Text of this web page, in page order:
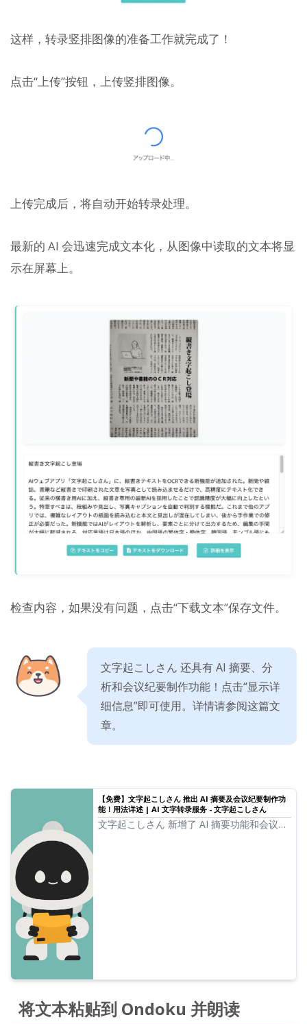
这样，转录竖排图像的准备工作就完成了！
点击“上传”按钮，上传竖排图像。
上传完成后，将自动开始转录处理。
最新的 AI 会迅速完成文本化，从图像中读取的文本将显
示在屏幕上。
检查内容，如果没有问题，点击“下载文本”保存文件。
文字起こしさん 还具有 AI 摘要、分
析和会议纪要制作功能！点击“显示详
细信息”即可使用。详情请参阅这篇文
章。
【免费】文字起こしさん 推出 AI 摘要及会议纪要制作功
能！用法详述 | AI 文字转录服务 - 文字起こしさん
文字起こしさん 新增了 AI 摘要功能和会议纪
将文本粘贴到 Ondoku 并朗读